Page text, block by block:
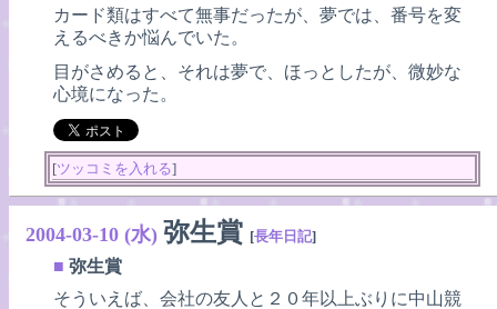
カード類はすべて無事だったが、夢では、番号を変
えるべきか悩んでいた。
目がさめると、それは夢で、ほっとしたが、微妙な
心境になった。
[ツッコミを入れる]
2004-03-10 (水) 弥生賞 [長年日記]
■ 弥生賞
そういえば、会社の友人と２０年以上ぶりに中山競